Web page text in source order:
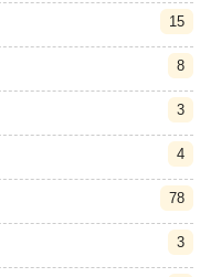
15
8
3
4
78
3